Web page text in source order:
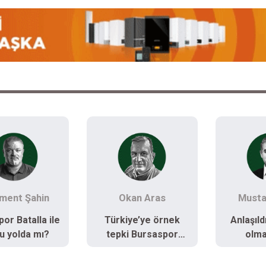
Aras
örnek
Bursaspor
Mustafa Yaşar
Anlaşıldı, hiç kolay
olmayacak!
İki